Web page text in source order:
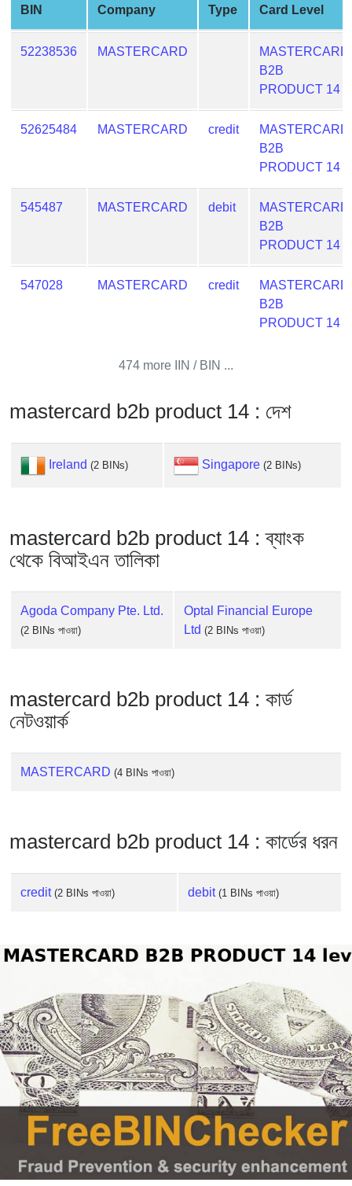
Random
Credit
Card
Credit
Card
Credit
Card
What
IP
IP
BIN
Validator
BIN
Company
Type
Card Level
52238536 MASTERCARD
MASTERCARD
B2B
PRODUCT 14
52625484 MASTERCARD credit
MASTERCARD
B2B
PRODUCT 14
545487 MASTERCARD debit
MASTERCARD
B2B
PRODUCT 14
547028 MASTERCARD credit
MASTERCARD
B2B
PRODUCT 14
474 more IIN / BIN ...
mastercard b2b product 14 : দেশ
Ireland (2 BINs) Singapore (2 BINs)
mastercard b2b product 14 : ব্যাংক
থেকে বিআইএন তালিকা
Agoda Company Pte. Ltd.
(2 BINs পাওয়া)
Optal Financial Europe
Ltd (2 BINs পাওয়া)
mastercard b2b product 14 : কার্ড
নেটওয়ার্ক
MASTERCARD (4 BINs পাওয়া)
mastercard b2b product 14 : কার্ডের ধরন
credit (2 BINs পাওয়া) debit (1 BINs পাওয়া)